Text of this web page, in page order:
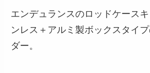
エンデュランスのロッドケース
ンレス＋アルミ製ボックスタイ
ダー。